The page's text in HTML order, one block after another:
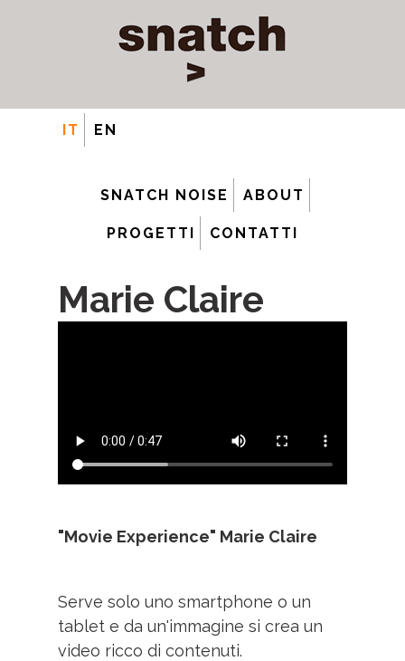
IT EN
SNATCH NOISE ABOUT
PROGETTI CONTATTI
Marie Claire
"Movie Experience" Marie Claire
Serve solo uno smartphone o un
tablet e da un'immagine si crea un
video ricco di contenuti.